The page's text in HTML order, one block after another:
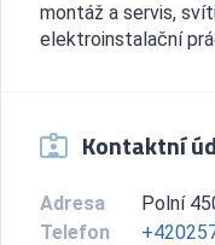
montáž a servis,
elektroinstalační
Kontaktní
Adresa
Polní
Telefon